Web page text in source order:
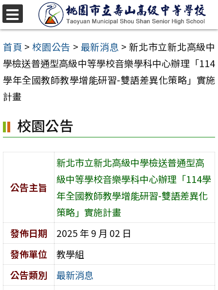
跳
至
主
要
內
容
首頁 > 校園公告 > 最新消息 > 新北市立新北高級中
學檢送普通型高級中等學校音樂學科中心辦理「114
學年全國教師教學增能研習-雙語差異化策略」實施
計畫
校園公告
公告主旨
新北市立新北高級中學檢送普通型高
級中等學校音樂學科中心辦理「114學
年全國教師教學增能研習-雙語差異化
策略」實施計畫
發佈日期
2025 年 9 月 02 日
發佈單位
教學組
公告類別
最新消息
選
單